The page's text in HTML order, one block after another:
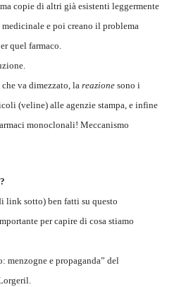
copie di altri già esistenti leggermente
e poi creano il problema
quel farmaco.
va dimezzato, la reazione sono i
(veline) alle agenzie stampa, e infine
monoclonali! Meccanismo
link sotto) ben fatti su questo
per capire di cosa stiamo
menzogne e propaganda” del